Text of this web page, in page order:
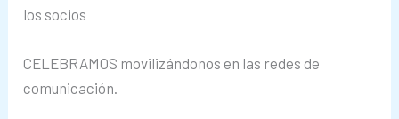
los socios
CELEBRAMOS movilizándonos en las redes de
comunicación.